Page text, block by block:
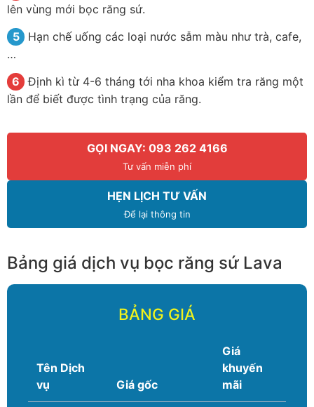
lên vùng mới bọc răng sứ.
Hạn chế uống các loại nước sẫm màu như trà, cafe,
…
Định kì từ 4-6 tháng tới nha khoa kiểm tra răng một
lần để biết được tình trạng của răng.
GỌI NGAY: 093 262 4166
Tư vấn miễn phí
HẸN LỊCH TƯ VẤN
Để lại thông tin
Bảng giá dịch vụ bọc răng sứ Lava
BẢNG GIÁ
Tên Dịch
vụ
Giá gốc
Giá
khuyến
mãi